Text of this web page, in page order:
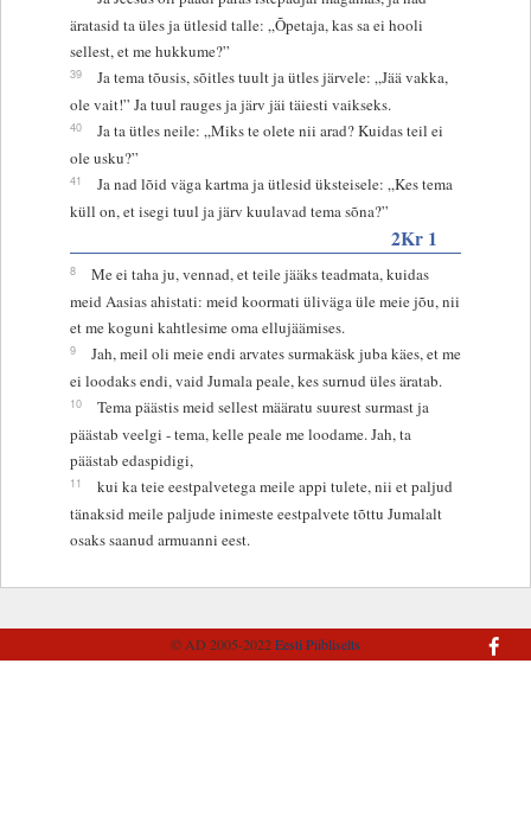
äratasid ta üles ja ütlesid talle: „Õpetaja, kas sa ei hooli
sellest, et me hukkume?”
39
Ja tema tõusis, sõitles tuult ja ütles järvele: „Jää vakka,
ole vait!” Ja tuul rauges ja järv jäi täiesti vaikseks.
40
Ja ta ütles neile: „Miks te olete nii arad? Kuidas teil ei
ole usku?”
41
Ja nad lõid väga kartma ja ütlesid üksteisele: „Kes tema
küll on, et isegi tuul ja järv kuulavad tema sõna?”
2Kr 1
8
Me ei taha ju, vennad, et teile jääks teadmata, kuidas
meid Aasias ahistati: meid koormati üliväga üle meie jõu, nii
et me koguni kahtlesime oma ellujäämises.
9
Jah, meil oli meie endi arvates surmakäsk juba käes, et me
ei loodaks endi, vaid Jumala peale, kes surnud üles äratab.
10
Tema päästis meid sellest määratu suurest surmast ja
päästab veelgi - tema, kelle peale me loodame. Jah, ta
päästab edaspidigi,
11
kui ka teie eestpalvetega meile appi tulete, nii et paljud
tänaksid meile paljude inimeste eestpalvete tõttu Jumalalt
osaks saanud armuanni eest.
© AD 2005-2022Eesti Piibliselts